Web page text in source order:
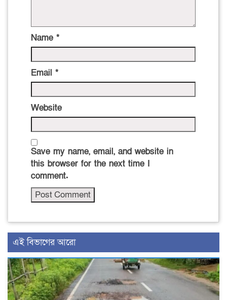
Name *
Email *
Website
Save my name, email, and website in
this browser for the next time I
comment.
এই বিভাগের আরো